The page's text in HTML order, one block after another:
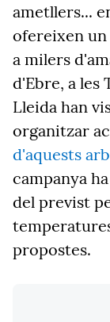
ametllers...
ofereixen un
a milers
d'Ebre, a les
Lleida han
organitzar
d'aquests
campanya
del previst
propostes.